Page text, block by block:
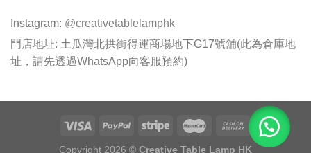
Instagram: @creativetablelamphk
門店地址: 土瓜灣北拱街得運商場地下G17號舖(此為倉庫地
址，請先透過WhatsApp向客服預約)
Copyright 2026 © Creative Table Lamp HK